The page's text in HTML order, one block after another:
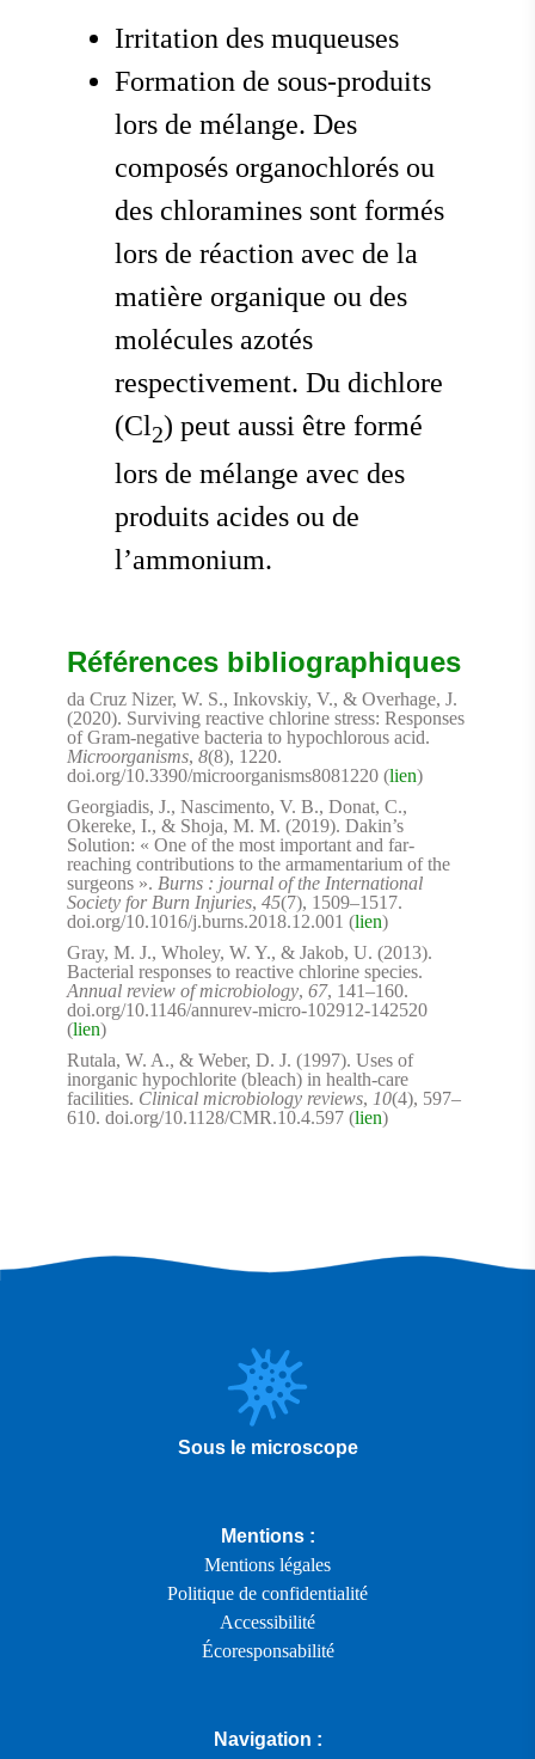
Irritation des muqueuses
Formation de sous-produits
lors de mélange. Des
composés organochlorés ou
des chloramines sont formés
lors de réaction avec de la
matière organique ou des
molécules azotés
respectivement. Du dichlore
(Cl2) peut aussi être formé
lors de mélange avec des
produits acides ou de
l’ammonium.
Références bibliographiques
da Cruz Nizer, W. S., Inkovskiy, V., & Overhage, J.
(2020). Surviving reactive chlorine stress: Responses
of Gram-negative bacteria to hypochlorous acid.
Microorganisms, 8(8), 1220.
doi.org/10.3390/microorganisms8081220 (lien)
Georgiadis, J., Nascimento, V. B., Donat, C.,
Okereke, I., & Shoja, M. M. (2019). Dakin’s
Solution: « One of the most important and far-
reaching contributions to the armamentarium of the
surgeons ». Burns : journal of the International
Society for Burn Injuries, 45(7), 1509–1517.
doi.org/10.1016/j.burns.2018.12.001 (lien)
Gray, M. J., Wholey, W. Y., & Jakob, U. (2013).
Bacterial responses to reactive chlorine species.
Annual review of microbiology, 67, 141–160.
doi.org/10.1146/annurev-micro-102912-142520
(lien)
Rutala, W. A., & Weber, D. J. (1997). Uses of
inorganic hypochlorite (bleach) in health-care
facilities. Clinical microbiology reviews, 10(4), 597–
610. doi.org/10.1128/CMR.10.4.597 (lien)
Sous le microscope
Navigation :
Mentions :
Mentions légales
Politique de confidentialité
Accessibilité
Écoresponsabilité